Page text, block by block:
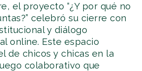
el proyecto “¿Y por qué no
celebró su cierre con
y diálogo
online. Este espacio
de chicos y chicas en la
colaborativo que